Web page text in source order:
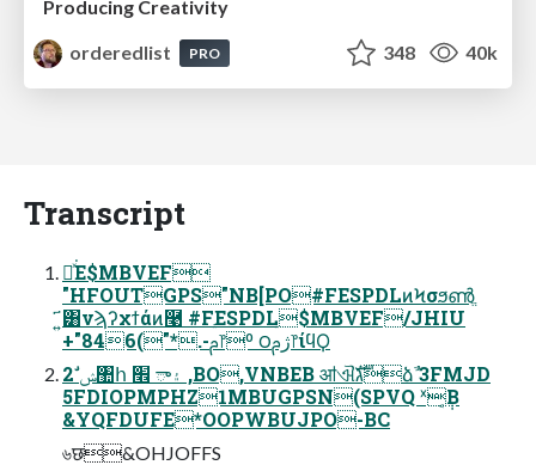
Producing Creativity
orderedlist
PRO 348 40k
Transcript
དྷͯ͘Ε$MBVEF
"HFOUTGPS"NB[PO#FESPDLͷϞσϧൺֱ
͍҃͸νϡʔχϯάͷ࿩ #FESPDL$MBVEF/JHIU
+"846("*.-ࢧ෦º ౦ژࢧ෦ίϥϘ
2 ࣗݾ঺հ ۽ా ׮ ,BO,VNBEB ॴଐגࣜձࣾ 3FMJD
5FDIOPMPHZ1MBUGPSN(SPVQ ˣ݄͔Β
&YQFDUFE*OOPWBUJPO-BC
৬छ&OHJOFFS